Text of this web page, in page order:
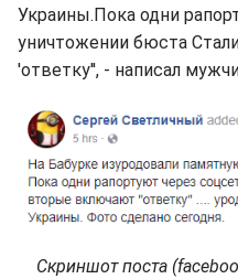
Украины.Пока одни
уничтожении бюста
'ответку'', - написал
Скриншот поста